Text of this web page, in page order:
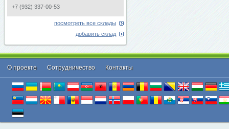
+7 (932) 337-00-53
посмотреть все склады
добавить склад
О проекте Cотрудничество Контакты